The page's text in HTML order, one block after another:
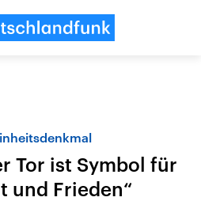
Tor ist Symbol für
und Frieden“